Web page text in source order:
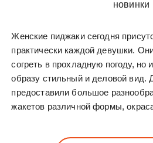
Женские пиджаки сегодня
практически каждой девушки.
согреть в прохладную погоду, но
образу стильный и деловой вид.
предоставили большое
жакетов различной формы,